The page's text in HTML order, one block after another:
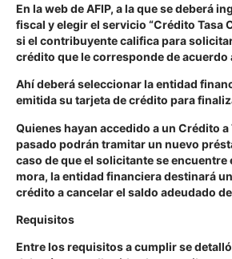
En laweb de AFIP, a la que se deberá
fiscal y elegir el servicio “Crédito Tasa
si el contribuyente califica para
crédito que le corresponde de acuerdo
Ahí deberá seleccionar la entidad
emitida su tarjeta de crédito para
Quienes hayan accedido a un Crédito a
pasado podrán tramitar un nuevo
caso de que el solicitante se encuentre
mora, la entidad financiera destinará
crédito a cancelar el saldo adeudado
Requisitos
Entre los requisitos a cumplir se